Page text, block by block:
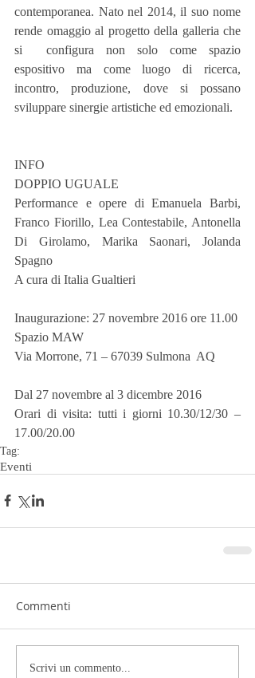
contemporanea. Nato nel 2014, il suo nome
rende omaggio al progetto della galleria che
si  configura non solo come spazio
espositivo ma come luogo di ricerca,
incontro, produzione, dove si possano
sviluppare sinergie artistiche ed emozionali.
INFO
DOPPIO UGUALE
Performance e opere di Emanuela Barbi,
Franco Fiorillo, Lea Contestabile, Antonella
Di Girolamo, Marika Saonari, Jolanda
Spagno
A cura di Italia Gualtieri
Inaugurazione: 27 novembre 2016 ore 11.00
Spazio MAW
Via Morrone, 71 – 67039 Sulmona  AQ
Dal 27 novembre al 3 dicembre 2016
Orari di visita: tutti i giorni 10.30/12/30 –
17.00/20.00
Tag:
Eventi
Commenti
Scrivi un commento...